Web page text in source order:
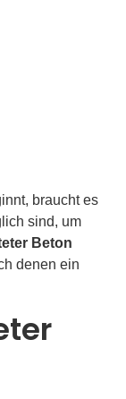
braucht es
sind, um
Beton
denen ein